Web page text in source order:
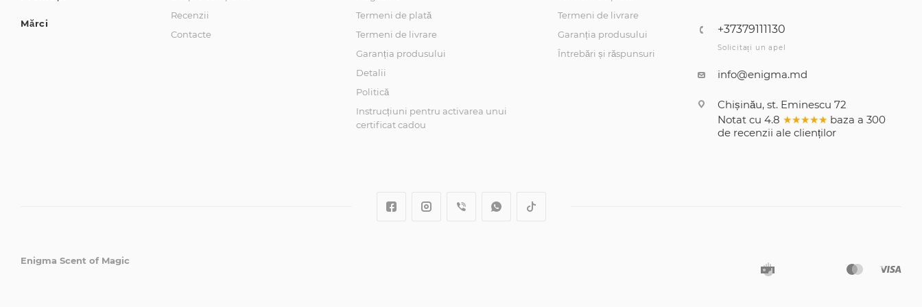
Mărci
Recenzii
Contacte
Termeni de plată
Termeni de livrare
Garanția produsului
Detalii
Politică
Instrucțiuni pentru activarea unui
certificat cadou
Termeni de livrare
Garanția produsului
Întrebări și răspunsuri
+37379111130
Solicitați un apel
info@enigma.md
Chișinău, st. Eminescu 72
Notat cu 4.8 ★★★★★ baza a 300
de recenzii ale clienților
Enigma Scent of Magic